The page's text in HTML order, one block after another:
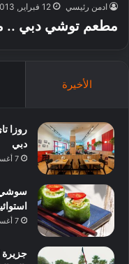
ادمن رئيسي 12 فبراير, 2013
مطعم توشي دبي ..
الأخيرة
روزا
دبي
7 أغسطس, 2026
سوشي
7 أغسطس, 2026
جزيرة